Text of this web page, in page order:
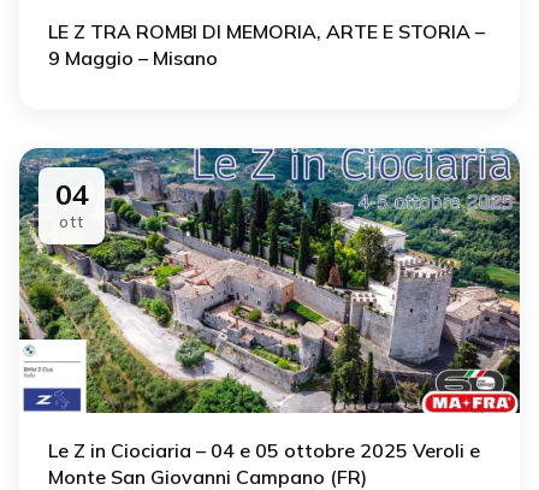
LE Z TRA ROMBI DI MEMORIA, ARTE E STORIA –
9 Maggio – Misano
04
ott
Le Z in Ciociaria – 04 e 05 ottobre 2025 Veroli e
Monte San Giovanni Campano (FR)